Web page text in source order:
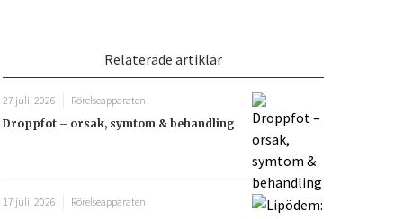
Rökavvänjning
Rörelseapparaten
Sex & Samliv
Sömn & Stress
Relaterade artiklar
27 juli, 2026
Rörelseapparaten
Droppfot – orsak, symtom & behandling
17 juli, 2026
Rörelseapparaten